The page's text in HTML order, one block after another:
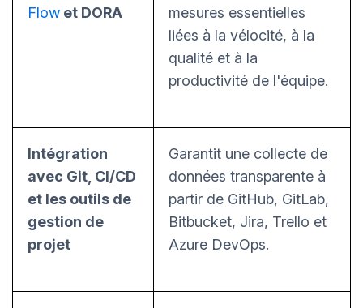
Flow et DORA
mesures essentielles
liées à la vélocité, à la
qualité et à la
productivité de l'équipe.
Intégration
avec Git, CI/CD
et les outils de
gestion de
projet
Garantit une collecte de
données transparente à
partir de GitHub, GitLab,
Bitbucket, Jira, Trello et
Azure DevOps.